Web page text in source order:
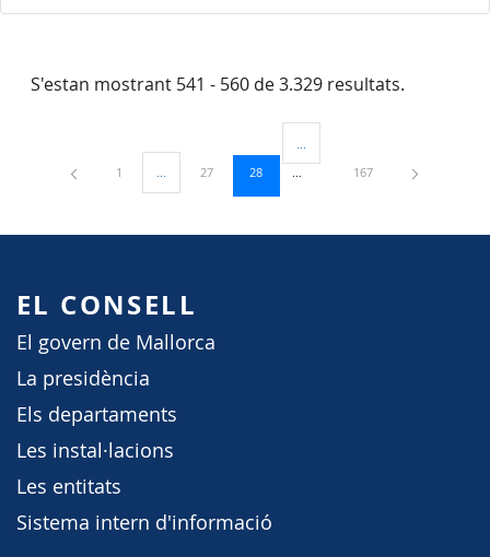
S'estan mostrant 541 - 560 de 3.329 resultats.
Pàgina
1 ...Pàgines intermèdies Utilitzeu TAB per navegar.
Pàgina
27 Pàgina
28
Pàgines intermèdies Utilitzeu
Pàgina
167
EL CONSELL
El govern de Mallorca
La presidència
Els departaments
Les instal·lacions
Les entitats
Sistema intern d'informació